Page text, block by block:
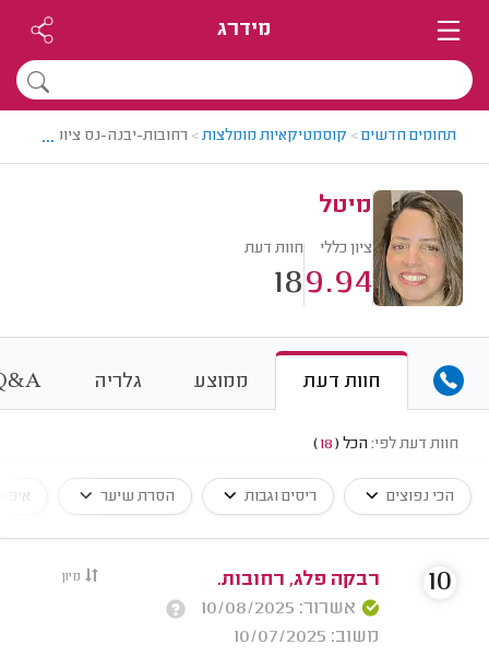
מידרג
תחומים חדשים> קוסמטיקאיות מומלצות> רחובות-יבנה-נס ציונה >
...
מיטל
ציון כללי
9.94
חוות דעת
18
חוות דעת ממוצע גלריה &A
חוות דעת לפי: הכל (
18
)
הכי נפוצים ריסים וגבות הסרת שיער
מיון
רבקה פלג, רחובות.
אשרור: 10/08/2025
משוב: 10/07/2025
10